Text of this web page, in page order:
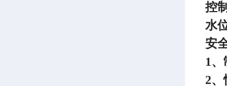
控
水
安
1
2